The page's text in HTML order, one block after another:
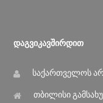
Დაგვიკავშირდით
საქართველოს
თბილისი